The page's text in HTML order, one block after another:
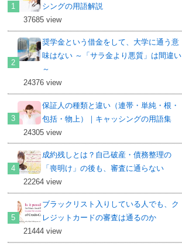
シングの用語解説
37685 view
奨学金という借金をして、大学に通う意
味はない ～「サラ金より悪質」は間違い
～
24376 view
保証人の種類と違い（連帯・単純・根・
包括・物上）｜キャッシングの用語集
24305 view
成約残しとは？自己破産・債務整理の
「喪明け」の後も、審査に通らない
22264 view
ブラックリスト入りしている人でも、ク
レジットカードの審査は通るのか
21444 view